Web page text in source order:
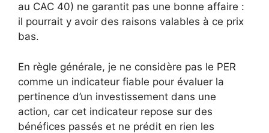
au CAC 40) ne garantit pas une bonne affaire :
il pourrait y avoir des raisons valables à ce prix
bas.
En règle générale, je ne considère pas le PER
comme un indicateur fiable pour évaluer la
pertinence d’un investissement dans une
action, car cet indicateur repose sur des
bénéfices passés et ne prédit en rien les